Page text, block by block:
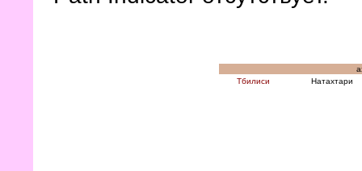
Тбилиси
Натахтари